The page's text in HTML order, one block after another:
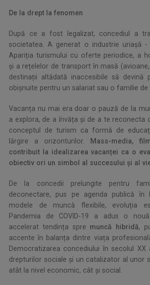
De la drept la fenomen
După ce a fost legalizat, concediul a
societatea. A generat o industrie uriașă -
Apariția turismului cu oferte periodice, a
și a rețelelor de transport în masă
destinații altădată inaccesibile să devină
obișnuite pentru un salariat sau o familie de
Vacanța nu mai era doar o pauză de la
a explora, de a învăța și de a te reconecta
conceptul de turism ca formă de
lărgire a orizonturilor.
Mass-media,
contribuit la idealizarea vacanței ca o
obiectiv ori un simbol al succesului și al
De la concedii prelungite pentru
deconectare, pus pe agenda publică în
modele de muncă flexibile, evoluția
Pandemia de COVID-19 a adus o
accelerat tendința spre muncă hibridă,
accente în balanța dintre viața
Democratizarea concediului în secolul
drepturilor sociale și un catalizator al unor
atât la nivel economic, cât și social.